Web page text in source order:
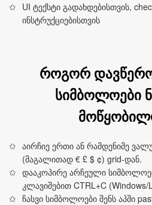
UI ტექსტი გადახდებისთვის,
ინსტრუქციებისთვის
როგორ
სიმბოლოები
აირჩიე ერთი ან რამდენიმე
(მაგალითად € £ $ ¢) grid‑დან.
დააკოპირე არჩეული
კლავიშებით CTRL+C
ჩასვი სიმბოლოები შენს აპში